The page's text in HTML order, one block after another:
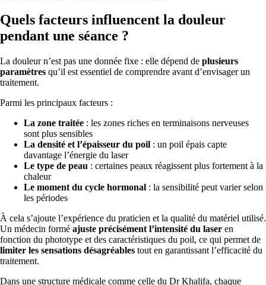
Quels facteurs influencent la douleur
pendant une séance ?
La douleur n’est pas une donnée fixe : elle dépend de plusieurs
paramètres qu’il est essentiel de comprendre avant d’envisager un
traitement.
Parmi les principaux facteurs :
La zone traitée : les zones riches en terminaisons nerveuses
sont plus sensibles
La densité et l’épaisseur du poil : un poil épais capte
davantage l’énergie du laser
Le type de peau : certaines peaux réagissent plus fortement à la
chaleur
Le moment du cycle hormonal : la sensibilité peut varier selon
les périodes
À cela s’ajoute l’expérience du praticien et la qualité du matériel utilisé.
Un médecin formé ajuste précisément l’intensité du laser en
fonction du phototype et des caractéristiques du poil, ce qui permet de
limiter les sensations désagréables tout en garantissant l’efficacité du
traitement.
Dans une structure médicale comme celle du Dr Khalifa, chaque